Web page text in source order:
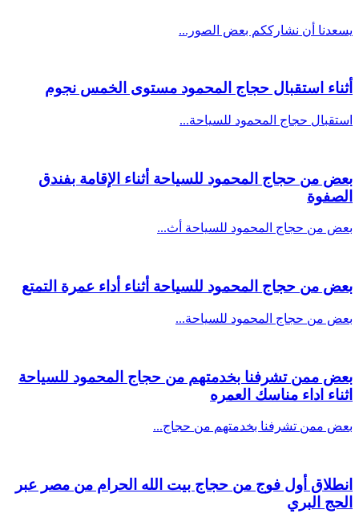
يسعدنا أن نشارككم بعض الصور...
أثناء استقبال حجاج المحمود مستوى الخمس نجوم
استقبال حجاج المحمود للسياحة...
بعض من حجاج المحمود للسياحة أثناء الإقامة بفندق
الصفوة
بعض من حجاج المحمود للسياحة أث...
بعض من حجاج المحمود للسياحة أثناء أداء عمرة التمتع
بعض من حجاج المحمود للسياحة...
بعض ممن تشرفنا بخدمتهم من حجاج المحمود للسياحة
اثناء اداء مناسك العمره
بعض ممن تشرفنا بخدمتهم من حجاج...
انطلاق أول فوج من حجاج بيت الله الحرام من مصر عبر
الحج البري